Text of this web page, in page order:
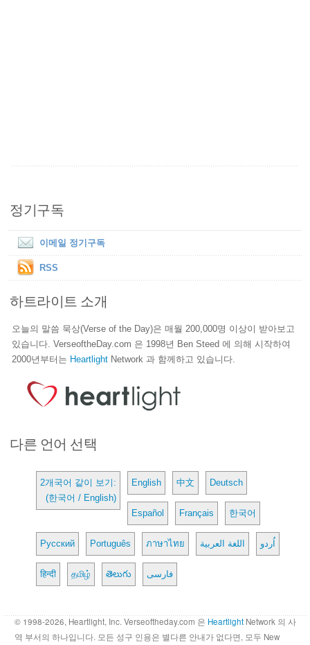
정기구독
이메일 정기구독
RSS
하트라이트 소개
오늘의 말씀 묵상(Verse of the Day)은 매월 200,000명 이상이 받아보고
있습니다. VerseoftheDay.com 은 1998년 Ben Steed 에 의해 시작하여
2000년부터는 Heartlight Network 과 함께하고 있습니다.
다른 언어 선택
2개국어 같이 보기:
(한국어 / English)
English 中文 Deutsch
Español Français 한국어
Русский Português ภาษาไทย اللغة العربية اُردو
हिन्दी தமிழ் తెలుగు فارسی
© 1998-2026, Heartlight, Inc. Verseoftheday.com 은 Heartlight Network 의 사
역 부서의 하나입니다. 모든 성구 인용은 별다른 안내가 없다면, 모두 New